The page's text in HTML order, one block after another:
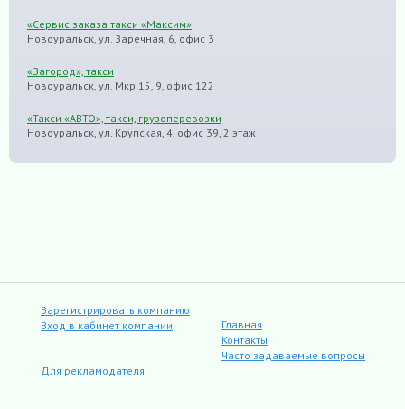
«Сервис заказа такси «Максим»
Новоуральск, ул. Заречная, 6, офис 3
«Загород», такси
Новоуральск, ул. Мкр 15, 9, офис 122
«Такси «АВТО», такси, грузоперевозки
Новоуральск, ул. Крупская, 4, офис 39, 2 этаж
Зарегистрировать компанию
Вход в кабинет компании
Главная
Контакты
Часто задаваемые вопросы
Для рекламодателя